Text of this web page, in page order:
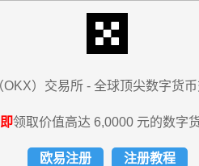
OKX）交易所 - 全球顶尖数字货
领取价值高达 6,0000 元的数字
欧易注册 注册教程